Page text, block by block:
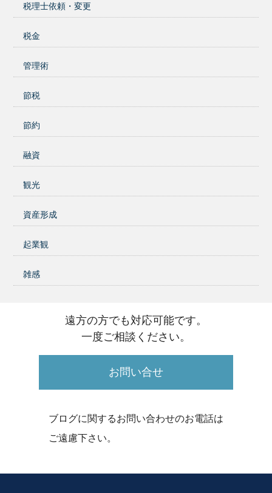
税理士依頼・変更
税金
管理術
節税
節約
融資
観光
資産形成
起業観
雑感
遠方の方でも対応可能です。
一度ご相談ください。
お問い合せ
ブログに関するお問い合わせのお電話は
ご遠慮下さい。